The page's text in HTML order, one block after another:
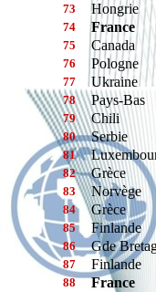
73 Hongrie
74 France
75 Canada
76 Pologne
77 Ukraine
78 Pays-Bas
79 Chili
80 Serbie
81
82 Grèce
83 Norvège
84 Grèce
85 Finlande
86 Gde
87 Finlande
88 France